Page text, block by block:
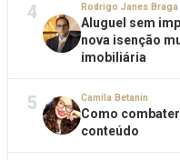
4 Rodrigo Janes Braga
Aluguel sem
nova isenção
imobiliária
5 Camila Betanin
Como
conteúdo